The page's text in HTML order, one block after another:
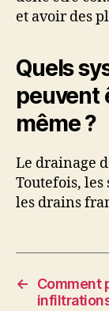
et avoir des
Quels
peuvent
même ?
Le drainage
Toutefois, les
les drains
←
Comment